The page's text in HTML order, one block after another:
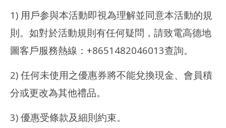
1) 用戶参與本活動即視為理解並同意本活動的規
則。如對於活動規則有任何疑問，請致電高德地
圖客戶服務熱線：+8651482046013查詢。
2) 任何未使用之優惠券將不能兌換現金、會員積
分或更改為其他禮品。
3) 優惠受條款及細則約束。